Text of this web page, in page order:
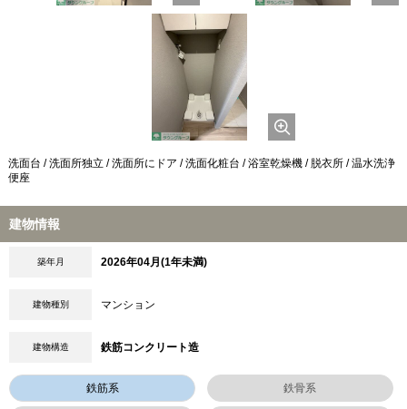
洗面台 / 洗面所独立 / 洗面所にドア / 洗面化粧台 / 浴室乾燥機 / 脱衣所 / 温水洗浄
便座
建物情報
築年月 2026年04月(1年未満)
建物種別 マンション
建物構造 鉄筋コンクリート造
鉄筋系 鉄骨系